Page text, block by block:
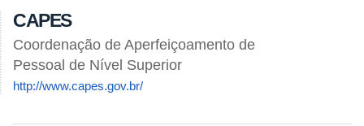
CAPES
Coordenação de Aperfeiçoamento de
Pessoal de Nível Superior
http://www.capes.gov.br/